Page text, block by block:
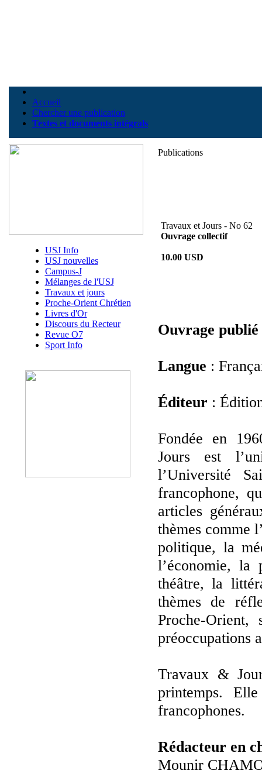
Accueil
Chercher une publication
Textes et documents intégrals
USJ Info
USJ nouvelles
Campus-J
Mélanges de l'USJ
Travaux et jours
Proche-Orient Chrétien
Livres d'Or
Discours du Recteur
Revue O7
Sport Info
Publications
Travaux et Jours - No 62
Ouvrage collectif
10.00 USD
Ouvrage publié
Langue :
Éditeur :
Fondée en
Jours est
l’Université
francophone,
articles
thèmes comme
politique, la
l’économie, la
théâtre, la
thèmes de
Proche-
préoccupations
Travaux &
printemps.
francophones.
Rédacteur en
Mounir